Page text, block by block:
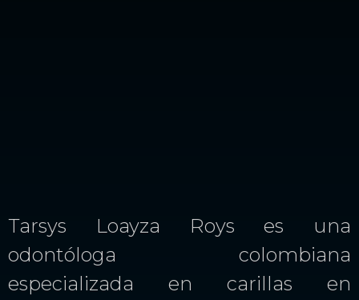
Tarsys Loayza Roys es una
odontóloga colombiana
especializada en carillas en